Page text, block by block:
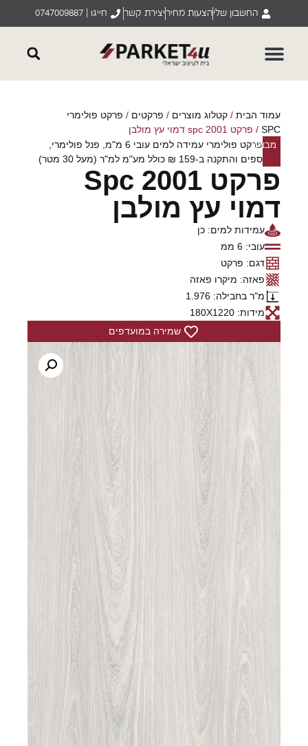
החשבון שליהצעות מחיריצירת קשר חייגו | 0747009887
עמוד הבית/קטלוג מוצרים/פרקטים/פרקט פולימרי
/ פרקט spc 2001 דמוי עץ מולבן
פרקט פולימרי עמידה למים עובי 6 מ"מ, פנל פולימרי,
ספים והתקנה ב-159 ₪ כולל מע"מ למ"ר (מעל 30 מטר)
פרקט Spc 2001
דמוי עץ מולבן
עמידות למים: כן
עובי: 6 ממ
דגם: פרקט
פאזה: מיקרו פאזה
מ"ר בחבילה: 1.976
מידות: 180X1220
שמירה במועדפים